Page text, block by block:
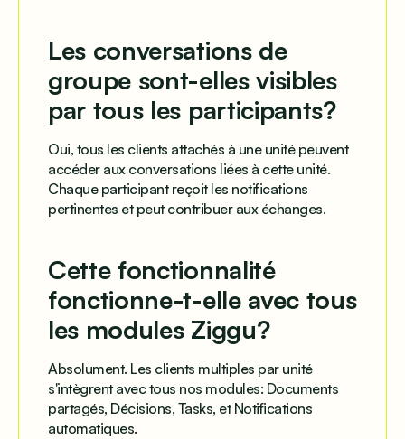
Les conversations de
groupe sont-elles visibles
par tous les participants?
Oui, tous les clients attachés à une unité peuvent
accéder aux conversations liées à cette unité.
Chaque participant reçoit les notifications
pertinentes et peut contribuer aux échanges.
Cette fonctionnalité
fonctionne-t-elle avec tous
les modules Ziggu?
Absolument. Les clients multiples par unité
s'intègrent avec tous nos modules: Documents
partagés, Décisions, Tasks, et Notifications
automatiques.